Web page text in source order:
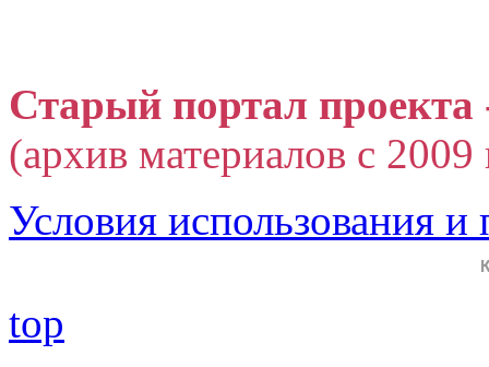
Старый портал
(архив материалов с
Условия использования
top